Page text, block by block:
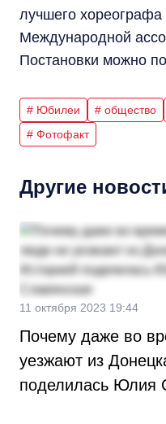
лучшего
Международной
Постановки можно
# Юбилеи # общество
# Фотофакт
Другие
11 октября 2023 19:44
Почему даже во
уезжают из
поделилась Юлия